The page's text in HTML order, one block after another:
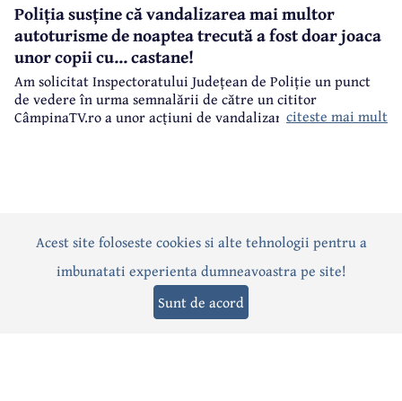
Poliția susține că vandalizarea mai multor
autoturisme de noaptea trecută a fost doar joaca
unor copii cu... castane!
Am solicitat Inspectoratului Județean de Poliție un punct
de vedere în urma semnalării de către un cititor
CâmpinaTV.ro a unor acțiuni de vandalizare a unorciteste mai mult
ActualitatePoliticăSocialEvenimentInterviuri
Editorial Sport Anunțuri
Acest site foloseste cookies si alte tehnologii pentru a
imbunatati experienta dumneavoastra pe site!
Sunt de acord